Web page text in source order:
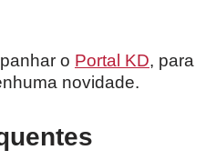
o Portal KD, para
novidade.